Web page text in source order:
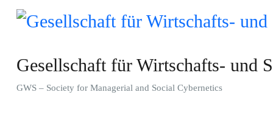
Zum
Gesellschaft für Wirtschafts- und
GWS – Society for Managerial and Social Cybernetics